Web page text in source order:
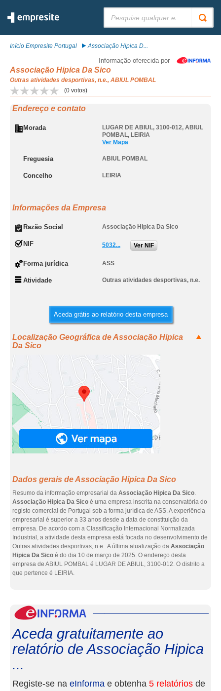
Início Empresite Portugal Associação Hipica D...
Informação oferecida por
Associação Hipica Da Sico
Outras atividades desportivas, n.e., ABIUL POMBAL
(0 votos)
Endereço e contato
Morada LUGAR DE ABIUL, 3100-012, ABIUL
POMBAL, LEIRIA
Ver Mapa
Freguesia ABIUL POMBAL
Concelho LEIRIA
Informações da Empresa
Razão Social Associação Hipica Da Sico
NIF 5032... Ver NIF
Forma jurídica ASS
Atividade Outras atividades desportivas, n.e.
Aceda grátis ao relatório desta empresa
Localização Geográfica de Associação Hipica
Da Sico
Dados gerais de Associação Hipica Da Sico
Resumo da informação empresarial da Associação Hipica Da Sico.
Associação Hipica Da Sico é uma empresa inscrita na conservatória do
registo comercial de Portugal sob a forma jurídica de ASS. A experiência
empresarial é superior a 33 anos desde a data de constituição da
empresa. De acordo com a Classificação Internacional Normalizada
Industrial, a atividade desta empresa está focada no desenvolvimento de
Outras atividades desportivas, n.e.. A última atualização da Associação
Hipica Da Sico é do dia 10 de março de 2025. O endereço desta
empresa de ABIUL POMBAL é LUGAR DE ABIUL, 3100-012. O distrito a
que pertence é LEIRIA.
Aceda gratuitamente ao
relatório de Associação Hipica
...
Registe-se na eInforma e obtenha 5 relatórios de